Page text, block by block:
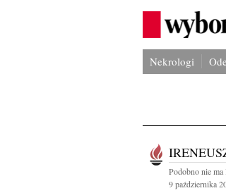
Nekrologi
Podobno nie ma
9 października